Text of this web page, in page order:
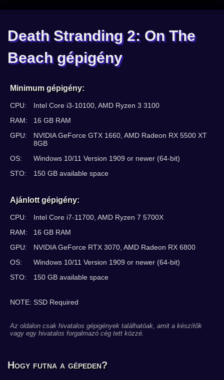
Death Stranding 2: On The
Beach gépigény
Minimum gépigény:
CPU:
Intel Core i3-10100, AMD Ryzen 3 3100
RAM:
16 GB RAM
GPU:
NVIDIA GeForce GTX 1660, AMD Radeon RX 5500 XT
8GB
OS:
Windows 10/11 Version 1909 or newer (64-bit)
STO:
150 GB available space
Ajánlott gépigény:
CPU:
Intel Core i7-11700, AMD Ryzen 7 5700X
RAM:
16 GB RAM
GPU:
NVIDIA GeForce RTX 3070, AMD Radeon RX 6800
OS:
Windows 10/11 Version 1909 or newer (64-bit)
STO:
150 GB available space
NOTE: SSD Required
Az oldalon csak hivatalos gépigények találhatóak, amit a készítők
vagy egy hivatalos forgalmazó cég tett közzé.
Hogy futna a gépeden?